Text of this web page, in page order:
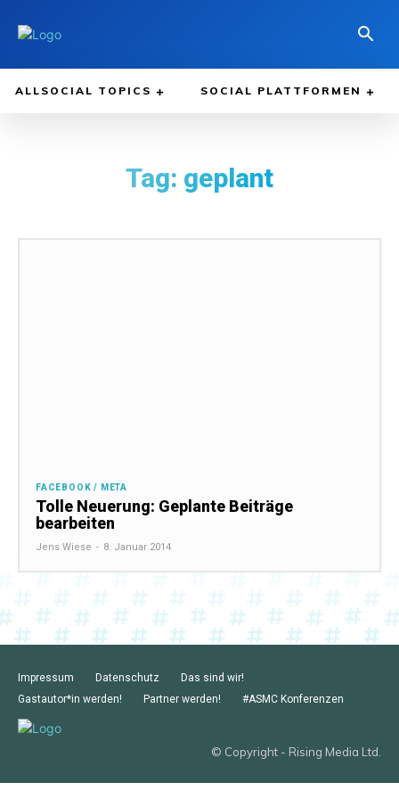
ALLSOCIAL TOPICS SOCIAL PLATTFORMEN
Tag: geplant
FACEBOOK / META
Tolle Neuerung: Geplante Beiträge
bearbeiten
Jens Wiese - 8. Januar 2014
Impressum Datenschutz
Das sind wir!
Gastautor*in werden!
Partner werden! #ASMC Konferenzen
© Copyright - Rising Media Ltd.